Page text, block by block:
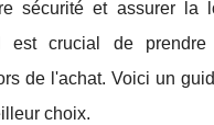
sécurité et assurer la
est crucial de prendre
de l'achat. Voici un
choix.